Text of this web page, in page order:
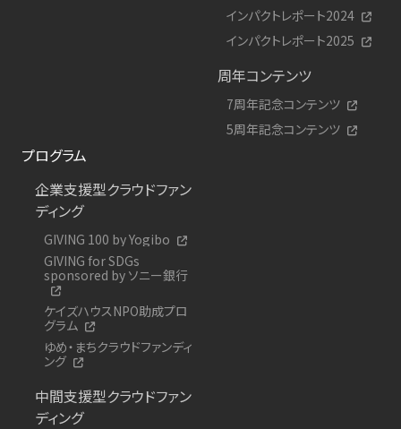
インパクトレポート2024
インパクトレポート2025
周年コンテンツ
7周年記念コンテンツ
5周年記念コンテンツ
プログラム
企業支援型クラウドファン
ディング
GIVING 100 by Yogibo
GIVING for SDGs
sponsored by ソニー銀行
ケイズハウスNPO助成プロ
グラム
ゆめ・まちクラウドファンディ
ング
中間支援型クラウドファン
ディング